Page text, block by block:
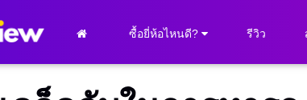
ซื้อยี่ห้อไหนดี? รีวิว